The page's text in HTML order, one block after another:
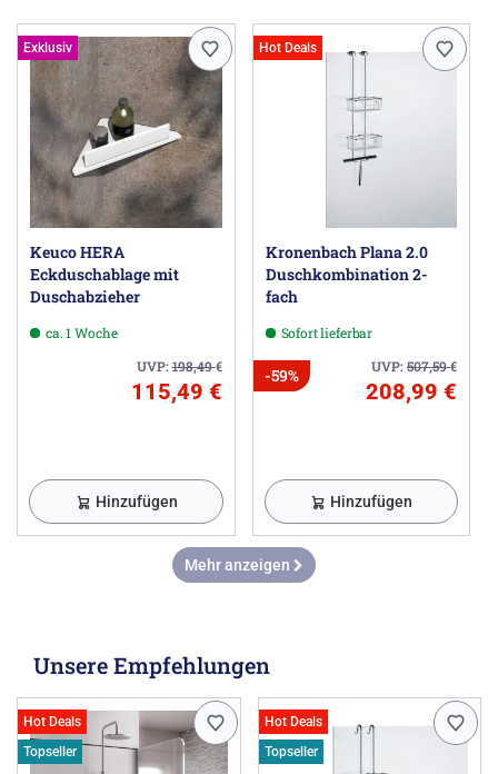
Exklusiv
Keuco HERA
Eckduschablage mit
Duschabzieher
ca. 1 Woche
UVP:198,49€
115,49 €
Hinzufügen
Hot Deals
Kronenbach Plana 2.0
Duschkombination 2-
fach
Sofort lieferbar
UVP:507,59€
-59%
208,99 €
Hinzufügen
Mehr anzeigen
Unsere Empfehlungen
Hot Deals
Topseller
Hot Deals
Topseller